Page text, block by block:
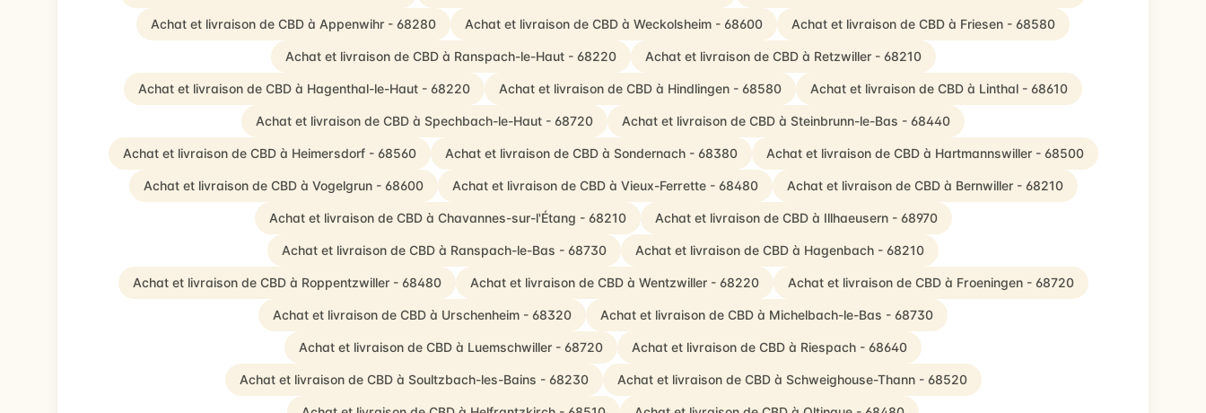
Achat et livraison de CBD à Appenwihr - 68280 Achat et livraison de CBD à Weckolsheim - 68600 Achat et livraison de CBD à Friesen - 68580
Achat et livraison de CBD à Ranspach-le-Haut - 68220 Achat et livraison de CBD à Retzwiller - 68210
Achat et livraison de CBD à Hagenthal-le-Haut - 68220 Achat et livraison de CBD à Hindlingen - 68580 Achat et livraison de CBD à Linthal - 68610
Achat et livraison de CBD à Spechbach-le-Haut - 68720 Achat et livraison de CBD à Steinbrunn-le-Bas - 68440
Achat et livraison de CBD à Heimersdorf - 68560 Achat et livraison de CBD à Sondernach - 68380 Achat et livraison de CBD à Hartmannswiller - 68500
Achat et livraison de CBD à Vogelgrun - 68600 Achat et livraison de CBD à Vieux-Ferrette - 68480 Achat et livraison de CBD à Bernwiller - 68210
Achat et livraison de CBD à Chavannes-sur-l'Étang - 68210 Achat et livraison de CBD à Illhaeusern - 68970
Achat et livraison de CBD à Ranspach-le-Bas - 68730 Achat et livraison de CBD à Hagenbach - 68210
Achat et livraison de CBD à Roppentzwiller - 68480 Achat et livraison de CBD à Wentzwiller - 68220 Achat et livraison de CBD à Froeningen - 68720
Achat et livraison de CBD à Urschenheim - 68320 Achat et livraison de CBD à Michelbach-le-Bas - 68730
Achat et livraison de CBD à Luemschwiller - 68720 Achat et livraison de CBD à Riespach - 68640
Achat et livraison de CBD à Soultzbach-les-Bains - 68230 Achat et livraison de CBD à Schweighouse-Thann - 68520